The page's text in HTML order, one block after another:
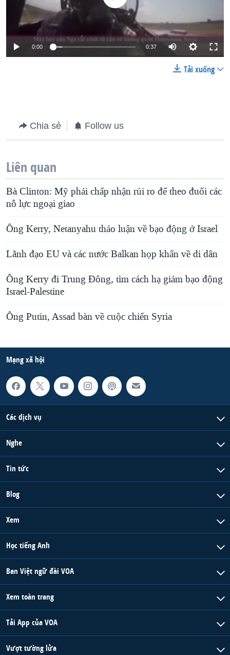
0:00 0:37
Tải xuống
Chia sẻ Follow us
Liên quan
Bà Clinton: Mỹ phải chấp nhận rủi ro để theo đuổi các
nỗ lực ngoại giao
Ông Kerry, Netanyahu thảo luận về bạo động ở Israel
Lãnh đạo EU và các nước Balkan họp khẩn về di dân
Ông Kerry đi Trung Ðông, tìm cách hạ giảm bạo động
Israel-Palestine
Ông Putin, Assad bàn về cuộc chiến Syria
Mạng xã hội
Các dịch vụ
Nghe
Tin tức
Blog
Xem
Học tiếng Anh
Ban Việt ngữ đài VOA
Xem toàn trang
Tải App của VOA
Vượt tường lửa